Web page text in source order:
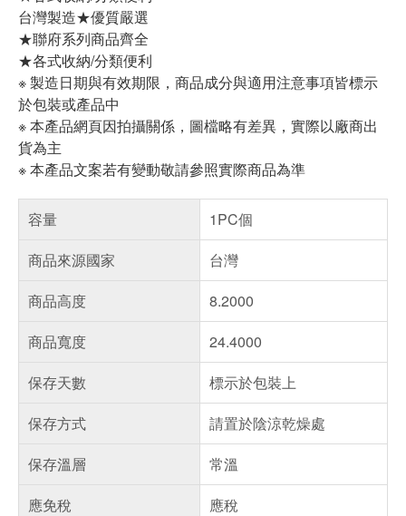
台灣製造★優質嚴選
★聯府系列商品齊全
★各式收納/分類便利
※ 製造日期與有效期限，商品成分與適用注意事項皆標示
於包裝或產品中
※ 本產品網頁因拍攝關係，圖檔略有差異，實際以廠商出
貨為主
※ 本產品文案若有變動敬請參照實際商品為準
容量
1PC個
商品來源國家
台灣
商品高度
8.2000
商品寬度
24.4000
保存天數
標示於包裝上
保存方式
請置於陰涼乾燥處
保存溫層
常溫
應免稅
應稅